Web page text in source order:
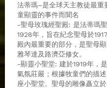
法蒂瑪–是全球天主教徒最重
童顯靈的事件而聞名
-聖母玫瑰經聖殿: 是法蒂瑪
1928年，旨在紀念聖母於
殿內最重要的部分，是聖母
雅琴達及路濟亞修女。
-顯靈小聖堂: 建於1919年，
氣氛莊嚴；根據牧童們的描
座小聖堂。聖母的雕像矗立